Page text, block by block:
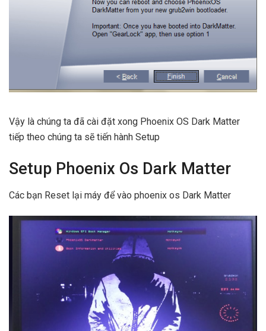
Vậy là chúng ta đã cài đặt xong Phoenix OS Dark Matter
tiếp theo chúng ta sẽ tiến hành Setup
Setup Phoenix Os Dark Matter
Các bạn Reset lại máy để vào phoenix os Dark Matter